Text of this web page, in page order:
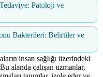
Patoloji ve
Bakterileri: Belirtiler ve
insan sağlığı üzerindeki
alanda çalışan uzmanlar,